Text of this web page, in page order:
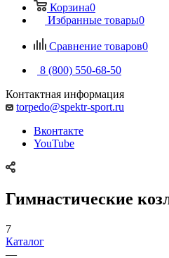
Корзина0
Избранные товары0
Сравнение товаров0
8 (800) 550-68-50
Контактная информация
torpedo@spektr-sport.ru
Вконтакте
YouTube
Гимнастические
7
Каталог
—